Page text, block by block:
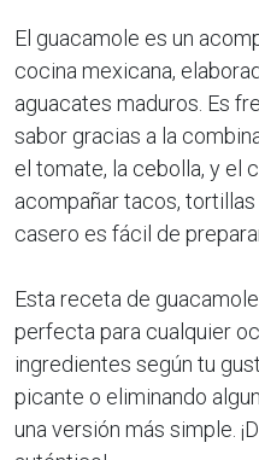
El guacamole es un
cocina mexicana,
aguacates maduros. Es
sabor gracias a la
el tomate, la cebolla, y el
acompañar tacos,
casero es fácil de
Esta receta de
perfecta para cualquier
ingredientes según tu
picante o eliminando
una versión más simple.